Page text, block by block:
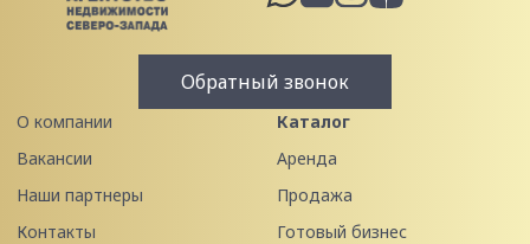
Обратный звонок
О компании
Вакансии
Наши партнеры
Контакты
Каталог
Аренда
Продажа
Готовый бизнес